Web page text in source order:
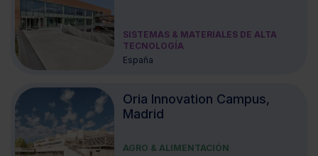
SISTEMAS & MATERIALES DE ALTA
TECNOLOGÍA
España
AGRO & ALIMENTACIÓN
Oria Innovation Campus,
Madrid